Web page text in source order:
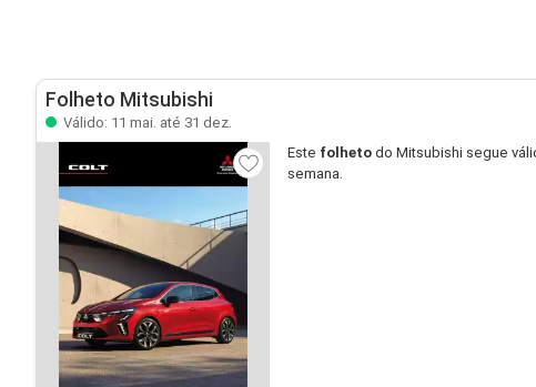
Folheto Mitsubishi
Válido: 11 mai. até 31 dez.
Este folheto do Mitsubishi segue
semana.